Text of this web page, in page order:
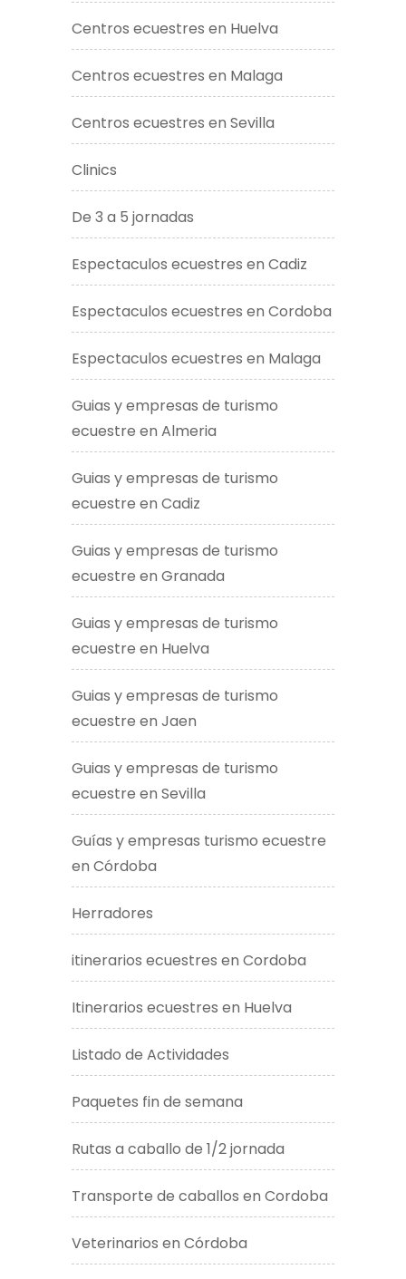
Centros ecuestres en Huelva
Centros ecuestres en Malaga
Centros ecuestres en Sevilla
Clinics
De 3 a 5 jornadas
Espectaculos ecuestres en Cadiz
Espectaculos ecuestres en Cordoba
Espectaculos ecuestres en Malaga
Guias y empresas de turismo
ecuestre en Almeria
Guias y empresas de turismo
ecuestre en Cadiz
Guias y empresas de turismo
ecuestre en Granada
Guias y empresas de turismo
ecuestre en Huelva
Guias y empresas de turismo
ecuestre en Jaen
Guias y empresas de turismo
ecuestre en Sevilla
Guías y empresas turismo ecuestre
en Córdoba
Herradores
itinerarios ecuestres en Cordoba
Itinerarios ecuestres en Huelva
Listado de Actividades
Paquetes fin de semana
Rutas a caballo de 1/2 jornada
Transporte de caballos en Cordoba
Veterinarios en Córdoba